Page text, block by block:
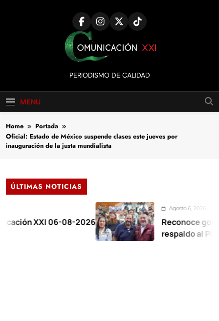
Comunicación
XXI
PERIODISMO DE CALIDAD
MENU
Home
Portada
Oficial: Estado de México suspende clases este jueves por
inauguración de la justa mundialista
ÚLTIMAS NOTICIAS
06-08-2026
Agosto 6, 2026
Reconoce
respaldo al Plan de la